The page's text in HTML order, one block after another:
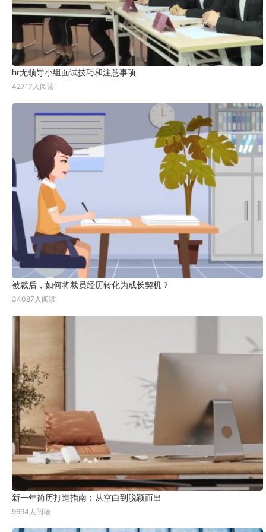
hr无领导小组面试技巧和注意事项
42717人阅读
被裁后，如何将裁员经历转化为成长契机？
34087人阅读
新一年简历打造指南：从空白到脱颖而出
9694人阅读